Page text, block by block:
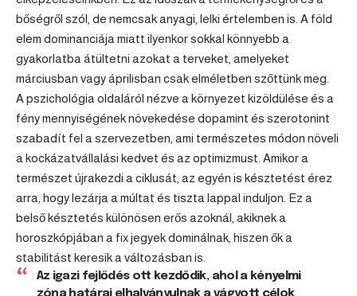
bőségről szól, de nemcsak anyagi, lelki értelemben is. A föld
elem dominanciája miatt ilyenkor sokkal könnyebb a
gyakorlatba átültetni azokat a terveket, amelyeket
márciusban vagy áprilisban csak elméletben szőttünk meg.
A pszichológia oldaláról nézve a környezet kizöldülése és a
fény mennyiségének növekedése dopamint és szerotonint
szabadít fel a szervezetben, ami természetes módon növeli
a kockázatvállalási kedvet és az optimizmust. Amikor a
természet újrakezdi a ciklusát, az egyén is késztetést érez
arra, hogy lezárja a múltat és tiszta lappal induljon. Ez a
belső késztetés különösen erős azoknál, akiknek a
horoszkópjában a fix jegyek dominálnak, hiszen ők a
stabilitást keresik a változásban is.
Az igazi fejlődés ott kezdődik, ahol a kényelmi